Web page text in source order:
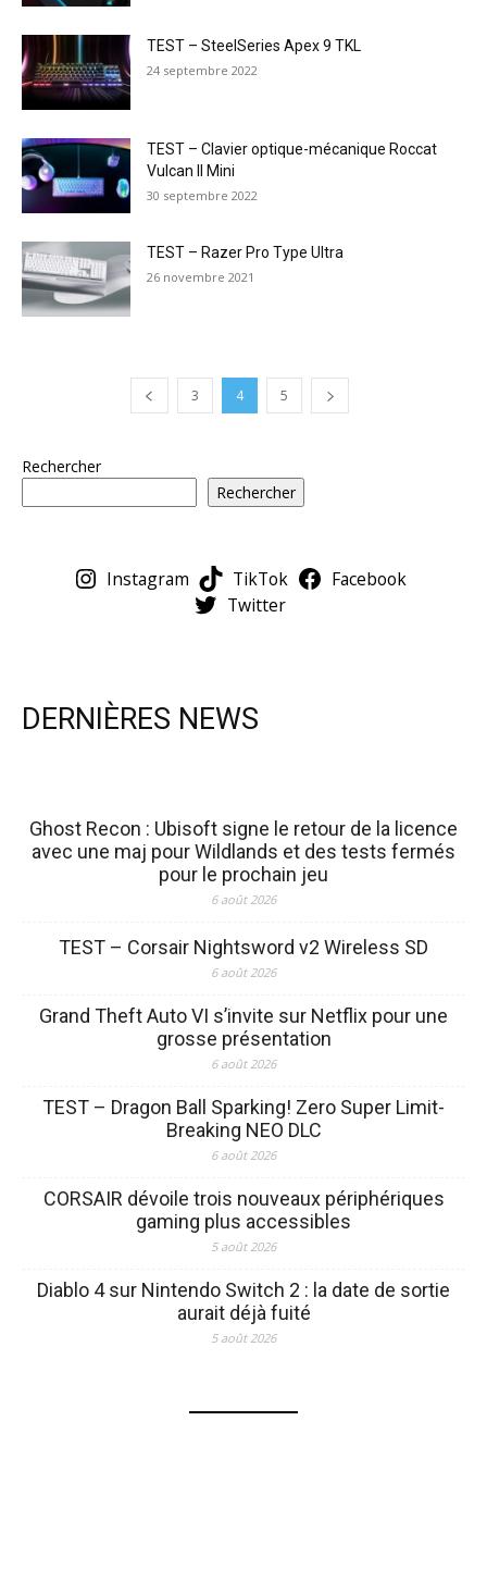
TEST – SteelSeries Apex 9 TKL
24 septembre 2022
TEST – Clavier optique-mécanique Roccat
Vulcan II Mini
30 septembre 2022
TEST – Razer Pro Type Ultra
26 novembre 2021
3 4 5
Rechercher
Rechercher
Instagram TikTok
Facebook
Twitter
DERNIÈRES NEWS
Ghost Recon : Ubisoft signe le retour de la licence
avec une maj pour Wildlands et des tests fermés
pour le prochain jeu
6 août 2026
TEST – Corsair Nightsword v2 Wireless SD
6 août 2026
Grand Theft Auto VI s’invite sur Netflix pour une
grosse présentation
6 août 2026
TEST – Dragon Ball Sparking! Zero Super Limit-
Breaking NEO DLC
6 août 2026
CORSAIR dévoile trois nouveaux périphériques
gaming plus accessibles
5 août 2026
Diablo 4 sur Nintendo Switch 2 : la date de sortie
aurait déjà fuité
5 août 2026